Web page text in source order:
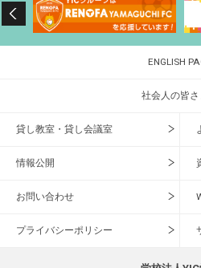
ENGLISH
社会人の皆
貸し教室・貸し会議室
情報公開
お問い合わせ
プライバシーポリシー